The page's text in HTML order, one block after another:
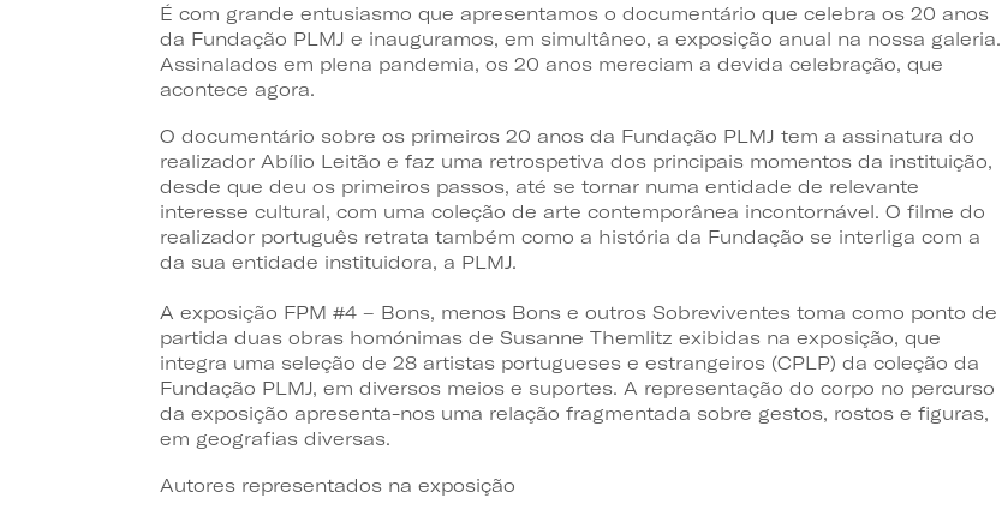
É com grande entusiasmo que apresentamos o documentário que celebra os 20 anos
da Fundação PLMJ e inauguramos, em simultâneo, a exposição anual na nossa galeria.
Assinalados em plena pandemia, os 20 anos mereciam a devida celebração, que
acontece agora.
O documentário sobre os primeiros 20 anos da Fundação PLMJ tem a assinatura do
realizador Abílio Leitão e faz uma retrospetiva dos principais momentos da instituição,
desde que deu os primeiros passos, até se tornar numa entidade de relevante
interesse cultural, com uma coleção de arte contemporânea incontornável. O filme do
realizador português retrata também como a história da Fundação se interliga com a
da sua entidade instituidora, a PLMJ.
A exposição FPM #4 – Bons, menos Bons e outros Sobreviventes toma como ponto de
partida duas obras homónimas de Susanne Themlitz exibidas na exposição, que
integra uma seleção de 28 artistas portugueses e estrangeiros (CPLP) da coleção da
Fundação PLMJ, em diversos meios e suportes. A representação do corpo no percurso
da exposição apresenta-nos uma relação fragmentada sobre gestos, rostos e figuras,
em geografias diversas.
Autores representados na exposição